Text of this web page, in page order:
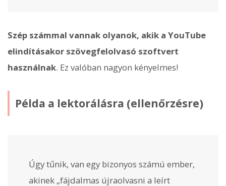
Szép számmal vannak olyanok, akik a YouTube
elindításakor szövegfelolvasó szoftvert
használnak. Ez valóban nagyon kényelmes!
Példa a lektorálásra (ellenőrzésre)
Úgy tűnik, van egy bizonyos számú ember,
akinek „fájdalmas újraolvasni a leírt